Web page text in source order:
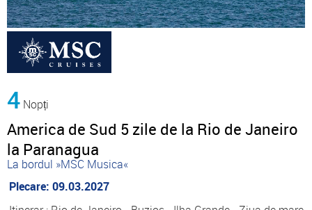
4 Nopți
America de Sud 5 zile de la Rio de Janeiro
la Paranagua
La bordul »MSC Musica«
Plecare: 09.03.2027